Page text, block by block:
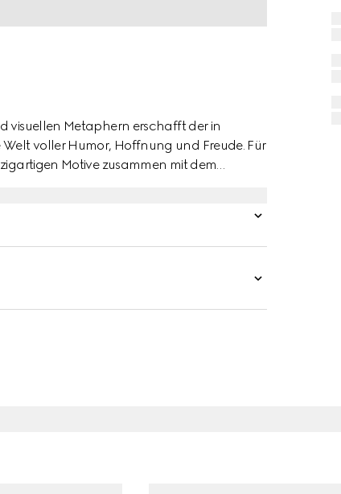
visuellen Metaphern erschafft der in
voller Humor, Hoffnung und Freude. Für
Motive zusammen mit dem